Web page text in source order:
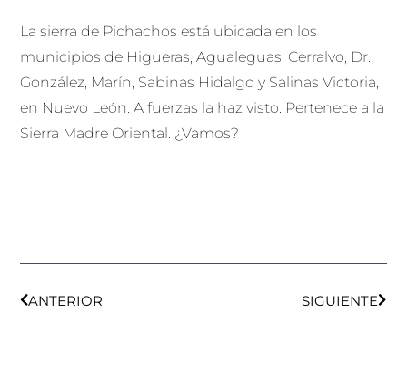
La sierra de Pichachos está ubicada en los
municipios de Higueras, Agualeguas, Cerralvo, Dr.
González, Marín, Sabinas Hidalgo y Salinas Victoria,
en Nuevo León. A fuerzas la haz visto. Pertenece a la
Sierra Madre Oriental. ¿Vamos?
ANTERIOR
SIGUIENTE